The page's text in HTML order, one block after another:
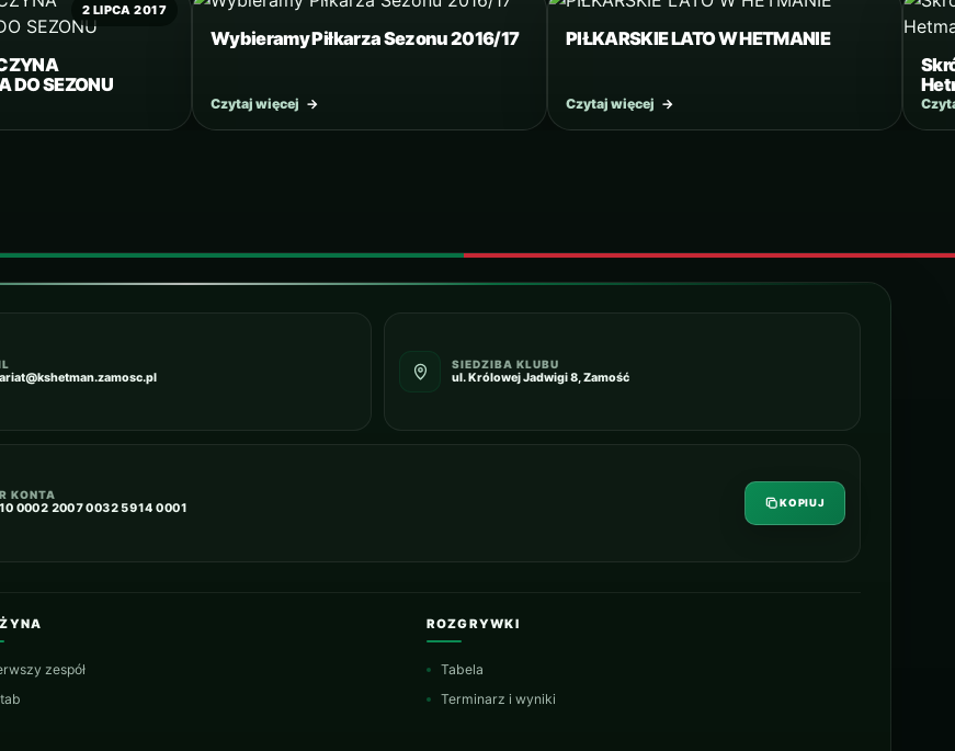
2 LIPCA 2017
DO SEZONU
Wybieramy Piłkarza Sezonu 2016/17
Czytaj więcej →
PIŁKARSKIE LATO W HETMANIE
Czytaj więcej →
SIEDZIBA KLUBU
ul. Królowej Jadwigi 8, Zamość
KONTA
0002 2007 0032 5914 0001 KOPIUJ
zespół
ROZGRYWKI
Tabela
Terminarz i wyniki